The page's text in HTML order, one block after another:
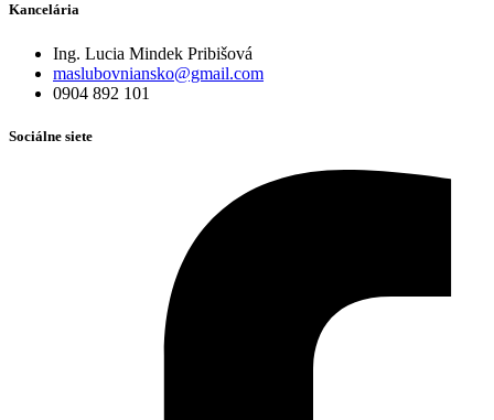
Kancelária
Ing. Lucia Mindek Pribišová
maslubovniansko@gmail.com
0904 892 101
Sociálne siete